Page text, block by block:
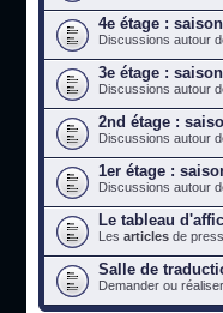
4e étage :
Discussions autour
3e étage :
Discussions autour
2nd étage :
Discussions autour
1er étage :
Discussions autour
Le tableau
Les articles de
Salle de
Demander ou